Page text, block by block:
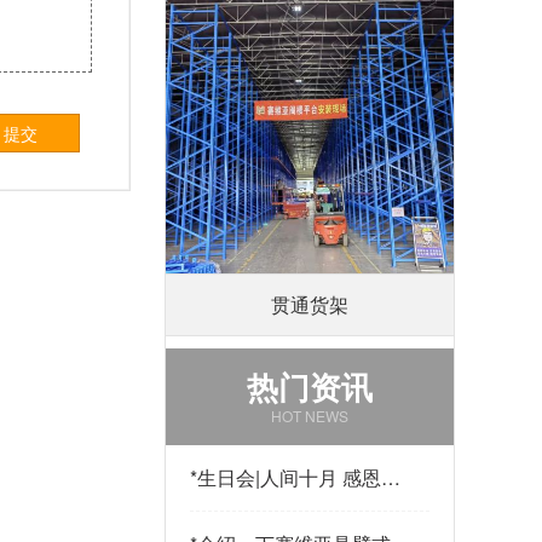
提交
贯通货架
热门资讯
HOT NEWS
*生日会|人间十月 感恩有